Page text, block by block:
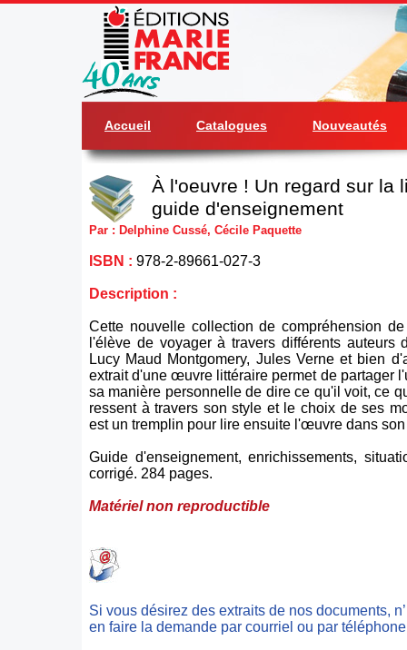
Accueil Catalogues Nouveautés
À l'oeuvre ! Un regard sur la
guide d'enseignement
Par : Delphine Cussé, Cécile Paquette
ISBN : 978-2-89661-027-3
Description :
Cette nouvelle collection de compréhension
l'élève de voyager à travers différents auteurs
Lucy Maud Montgomery, Jules Verne et bien
extrait d'une œuvre littéraire permet de partager
sa manière personnelle de dire ce qu'il voit, ce
ressent à travers son style et le choix de ses
est un tremplin pour lire ensuite l'œuvre dans
Guide d'enseignement, enrichissements,
corrigé. 284 pages.
Matériel non reproductible
Si vous désirez des extraits de nos documents,
en faire la demande par courriel ou par